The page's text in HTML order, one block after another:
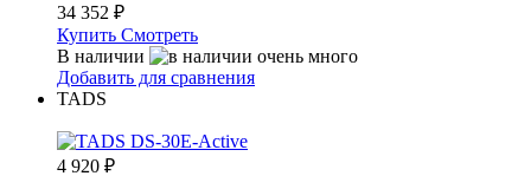
34 352 ₽
Купить Смотреть
В наличии
Добавить для сравнения
TADS
4 920 ₽